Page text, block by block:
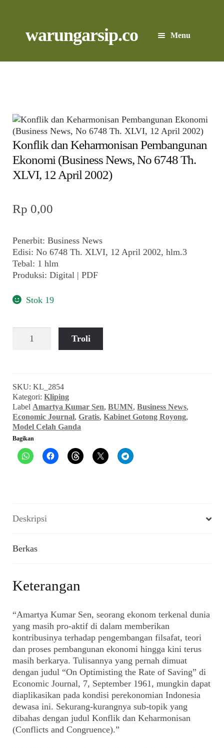
to
to
warungarsip.co Menu
Beranda
Kliping
Foto
Suara
Alamat
Rekening
Reseller
Konflik dan Keharmonisan Pembangunan
Ekonomi (Business News, No 6748 Th.
XLVI, 12 April 2002)
Rp 0,00
Penerbit: Business News
Edisi: No 6748 Th. XLVI, 12 April 2002, hlm.3
Tebal: 1 hlm
Produksi: Digital | PDF
Stok 19
Konflik
Ekonomi
(Business
News,
No
6748
Th.
XLVI,
Troli
SKU:KL_2854
Kategori:Kliping
Label Amartya Kumar Sen,BUMN,Business News,
Economic Journal,Gratis,Kabinet Gotong Royong,
Model Celah Ganda
Bagikan
Deskripsi
Berkas
Keterangan
“Amartya Kumar Sen, seorang ekonom terkenal dunia
yang masih pro-aktif di dalam memberikan
kontribusinya terhadap pengembangan filsafat, teori
dan proses pembangunan ekonomi hingga kini terus
masih berkarya. Tulisannya yang pernah dimuat
dengan judul “On Optimisting the Rate of Saving” di
Economic Journal, 7, September 1961, mungkin dapat
diaplikasikan pada kondisi perekonomian Indonesia
dewasa ini. Sekurang-kurangnya sub-topik yang
dibahas dengan judul Konflik dan Keharmonisan
(Conflicts and Congruence).”